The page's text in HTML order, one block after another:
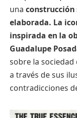
una
elaborada. La
inspirada en la
Guadalupe
sobre la
a través de sus
contradicciones